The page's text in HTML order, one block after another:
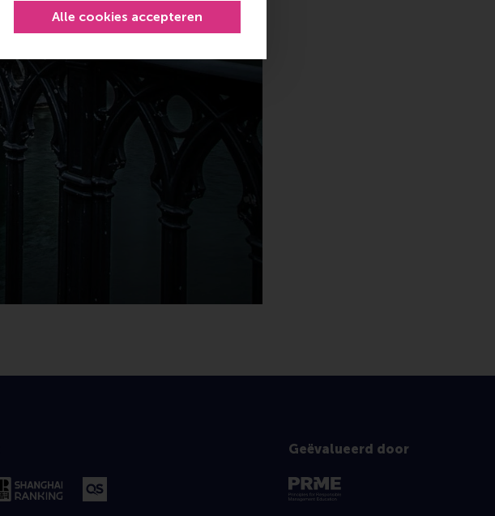
Alle cookies accepteren
Geëvalueerd door